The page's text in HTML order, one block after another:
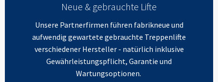
Neue & gebrauchte Lifte
Unsere Partnerfirmen führen fabrikneue und
aufwendig gewartete gebrauchte Treppenlifte
verschiedener Hersteller - natürlich inklusive
Gewährleistungspflicht, Garantie und
Wartungsoptionen.